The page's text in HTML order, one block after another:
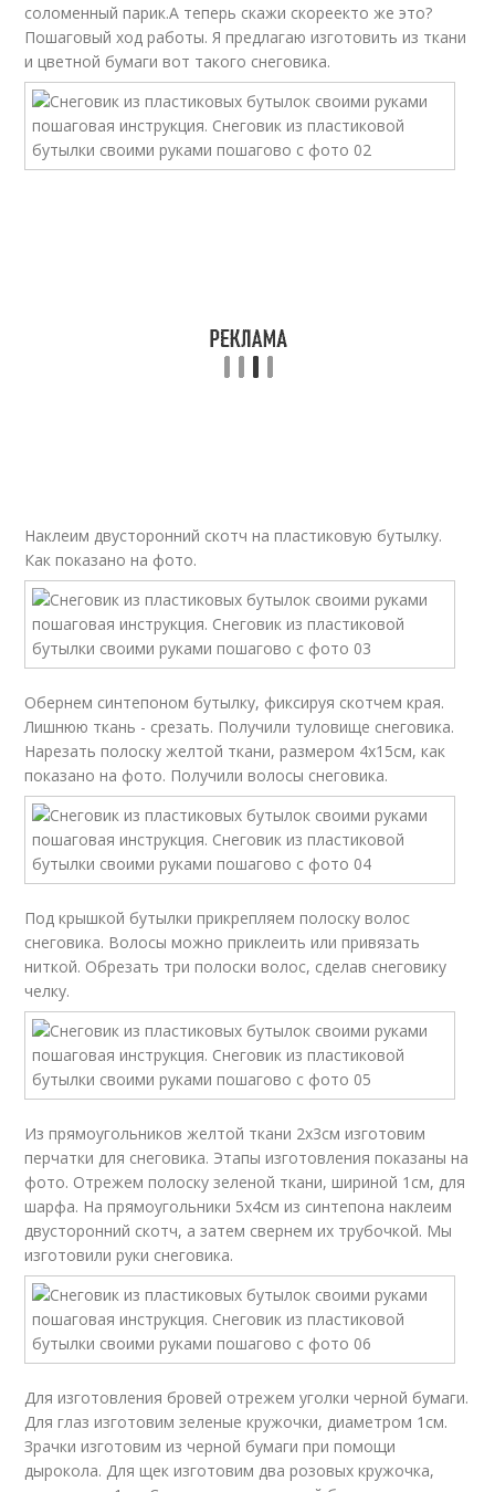
соломенный парик.А теперь скажи скореекто же это?
Пошаговый ход работы. Я предлагаю изготовить из ткани
и цветной бумаги вот такого снеговика.
Наклеим двусторонний скотч на пластиковую бутылку.
Как показано на фото.
Обернем синтепоном бутылку, фиксируя скотчем края.
Лишнюю ткань - срезать. Получили туловище снеговика.
Нарезать полоску желтой ткани, размером 4x15см, как
показано на фото. Получили волосы снеговика.
Под крышкой бутылки прикрепляем полоску волос
снеговика. Волосы можно приклеить или привязать
ниткой. Обрезать три полоски волос, сделав снеговику
челку.
Из прямоугольников желтой ткани 2x3см изготовим
перчатки для снеговика. Этапы изготовления показаны на
фото. Отрежем полоску зеленой ткани, шириной 1см, для
шарфа. На прямоугольники 5x4см из синтепона наклеим
двусторонний скотч, а затем свернем их трубочкой. Мы
изготовили руки снеговика.
Для изготовления бровей отрежем уголки черной бумаги.
Для глаз изготовим зеленые кружочки, диаметром 1см.
Зрачки изготовим из черной бумаги при помощи
дырокола. Для щек изготовим два розовых кружочка,